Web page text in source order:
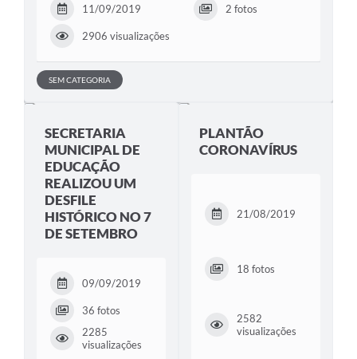
11/09/2019 2 fotos
2906 visualizações
SEM CATEGORIA
SECRETARIA
MUNICIPAL DE
EDUCAÇÃO
REALIZOU UM
DESFILE
HISTÓRICO NO 7
DE SETEMBRO
09/09/2019
36 fotos
2285
visualizações
PLANTÃO
CORONAVÍRUS
21/08/2019
18 fotos
2582
visualizações